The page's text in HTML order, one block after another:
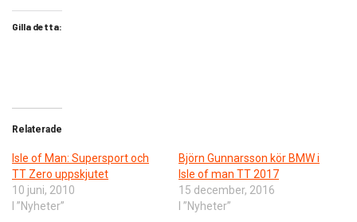
Gilla detta:
Relaterade
Isle of Man: Supersport och
TT Zero uppskjutet
10 juni, 2010
I ”Nyheter”
Björn Gunnarsson kör BMW i
Isle of man TT 2017
15 december, 2016
I ”Nyheter”